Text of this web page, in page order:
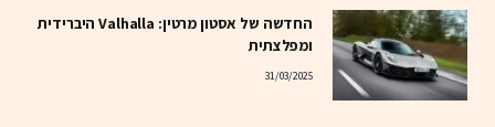
החדשה של אסטון מרטין: Valhalla היברידית
ומפלצתית
31/03/2025